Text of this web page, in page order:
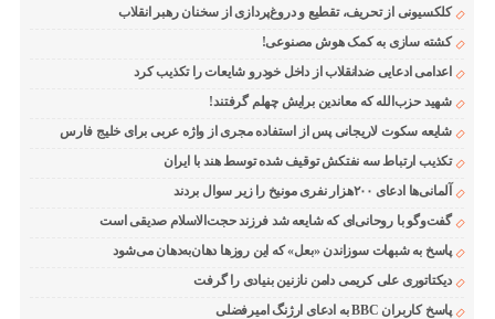
کلکسیونی از تحریف، تقطیع و دروغ‌پردازی از سخنان رهبر انقلاب
کشته سازی به کمک هوش مصنوعی!
اعدامی ادعایی ضدانقلاب از داخل خودرو شایعات را تکذیب کرد
شهید حزب‌الله که معاندین برایش چهلم گرفتند!
شایعه سکوت لاریجانی پس از استفاده مجری از واژه عربی برای خلیج فارس
تکذیب ارتباط سه نفتکش توقیف شده توسط هند با ایران
آلمانی‌ها ادعای ۲۰۰هزار نفری مونیخ را زیر سوال بردند
گفت‌وگو با روحانی‌ای که شایعه شد فرزند حجت‌الاسلام صدیقی است
پاسخ به شبهات سوزاندن «بعل» که این روزها دهان‌به‌دهان می‌شود
دیکتاتوری علی کریمی دامن نازنین بنیادی را گرفت
پاسخ کاربران BBC به ادعای ارژنگ امیرفضلی